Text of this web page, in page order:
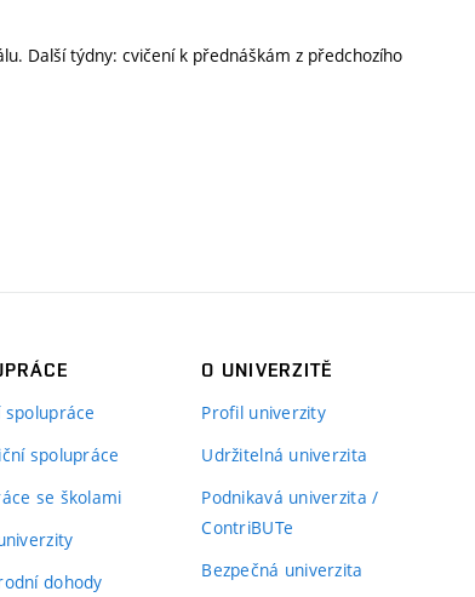
Další týdny: cvičení k přednáškám z předchozího
spolupráce
spolupráce
se školami
dohody
O UNIVERZITĚ
Profil univerzity
Udržitelná univerzita
Podnikavá univerzita /
ContriBUTe
Bezpečná univerzita